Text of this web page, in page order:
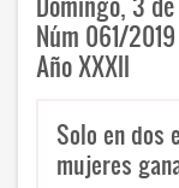
Núm 061/2019
Año XXXII
Solo en dos
mujeres